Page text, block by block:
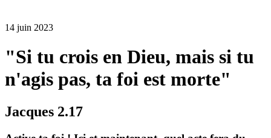
14 juin 2023
"Si tu crois en Dieu, mais si tu
n'agis pas, ta foi est morte"
Jacques 2.17